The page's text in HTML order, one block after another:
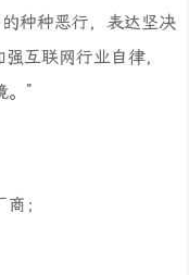
种种恶行，表达坚决
互联网行业自律，
。”
；